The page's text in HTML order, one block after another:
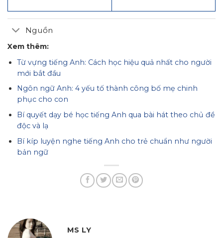
Nguồn
Xem thêm:
Từ vựng tiếng Anh: Cách học hiệu quả nhất cho người
mới bắt đầu
Ngôn ngữ Anh: 4 yếu tố thành công bố mẹ chinh
phục cho con
Bí quyết dạy bé học tiếng Anh qua bài hát theo chủ đề
độc và lạ
Bí kíp luyện nghe tiếng Anh cho trẻ chuẩn như người
bản ngữ
MS LY